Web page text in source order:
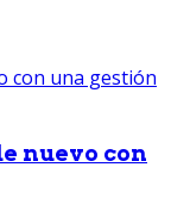
nuevo con